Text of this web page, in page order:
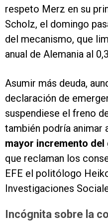
respeto Merz en su
Scholz, el domingo
del mecanismo, que
anual de Alemania al
Asumir más deuda,
declaración de
suspendiese el freno
también podría animar
mayor incremento del
que reclaman los
EFE el politólogo
Investigaciones
Incógnita sobre la